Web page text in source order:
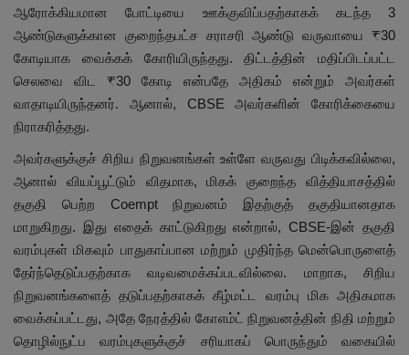
ஆரோக்கியமான போட்டியை ஊக்குவிப்பதற்காகக் கடந்த 3
ஆண்டுகளுக்கான குறைந்தபட்ச சராசரி ஆண்டு வருவாயை ₹30
கோடியாக வைக்கக் கோரியிருந்தது. திட்டத்தின் மதிப்பிடப்பட்ட
செலவை விட ₹30 கோடி என்பதே அதிகம் என்றும் அவர்கள்
வாதாடியிருந்தனர். ஆனால், CBSE அவர்களின் கோரிக்கையை
நிராகரித்தது.
அவர்களுக்குச் சிறிய நிறுவனங்கள் உள்ளே வருவது பிடிக்கவில்லை,
ஆனால் வியப்பூட்டும் விதமாக, மிகக் குறைந்த வித்தியாசத்தில்
தகுதி பெற்ற Coempt நிறுவனம் இதற்குத் தகுதியானதாக
மாறுகிறது. இது எதைக் காட்டுகிறது என்றால், CBSE-இன் தகுதி
வரம்புகள் மிகவும் பாதுகாப்பான மற்றும் முதிர்ந்த மென்பொருளைத்
தேர்ந்தெடுப்பதற்காக வடிவமைக்கப்படவில்லை. மாறாக, சிறிய
நிறுவனங்களைத் தடுப்பதற்காகக் கீழ்மட்ட வரம்பு மிக அதிகமாக
வைக்கப்பட்டது, அதே நேரத்தில் கோஎம்ட் நிறுவனத்தின் நிதி மற்றும்
தொழில்நுட்ப வரம்புகளுக்குச் சரியாகப் பொருந்தும் வகையில்